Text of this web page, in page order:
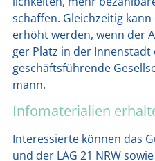
schaf­fen. Gleich­zei­tig
erhöht wer­den, wenn der
ger Platz in der Innen­stadt
geschäfts­füh­ren­de
mann.
Infomaterialien
Inter­es­sier­te kön­nen das
und der LAG 21 NRW